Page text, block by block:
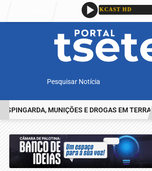
Pesquisar Notícia
MUNIÇÕES E DROGAS EM TERRA ROXA